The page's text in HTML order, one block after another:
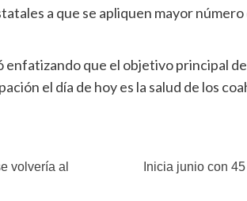
a que se apliquen mayor
que el objetivo principal
el día de hoy es la salud de los
volvería al
Inicia junio con